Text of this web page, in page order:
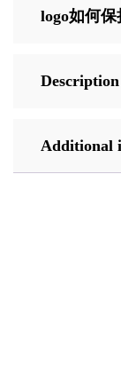
logo如何
Description
Additional